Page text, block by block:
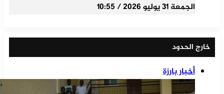
الجمعة 31 يوليو 2026 / 10:55
خارج الحدود
أخبار بارزة